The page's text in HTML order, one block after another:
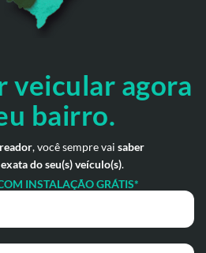
veicular agora
bairro.
, você sempre vai saber
do seu(s) veículo(s).
INSTALAÇÃO GRÁTIS*